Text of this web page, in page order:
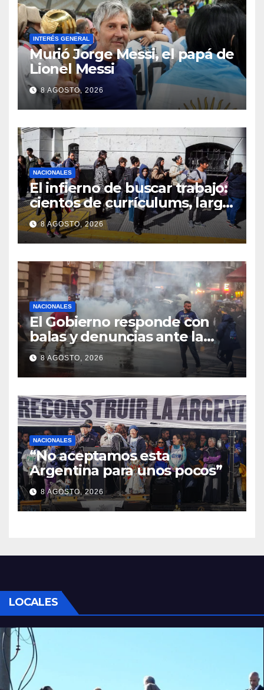
INTERÉS GENERAL
Murió Jorge Messi, el papá de
Lionel Messi
8 AGOSTO, 2026
NACIONALES
El infierno de buscar trabajo:
cientos de currículums, larga
espera y menos puestos
registrados
8 AGOSTO, 2026
NACIONALES
El Gobierno responde con
balas y denuncias ante la
protesta
8 AGOSTO, 2026
NACIONALES
“No aceptamos esta
Argentina para unos pocos”
8 AGOSTO, 2026
LOCALES